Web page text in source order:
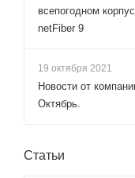
всепогодном
netFiber 9
19 октября 2021
Новости от
Октябрь.
Статьи